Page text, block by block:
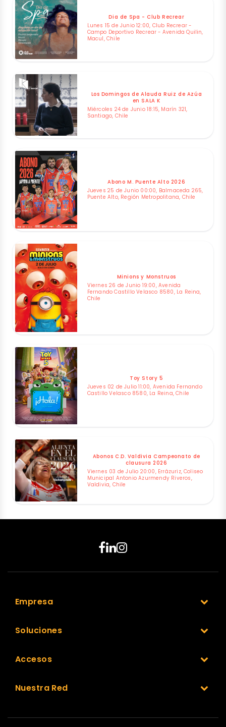
Dia de Spa - Club Recrear
Lunes 15 de Junio 12:00, Club Recrear -
Campo Deportivo Recrear - Avenida Quilin,
Macul, Chile
Los Domingos de Alauda Ruiz de Azúa
en SALA K
Miércoles 24 de Junio 18:15, Marín 321,
Santiago, Chile
Abono M. Puente Alto 2026
Jueves 25 de Junio 00:00, Balmaceda 265,
Puente Alto, Región Metropolitana, Chile
Minions y Monstruos
Viernes 26 de Junio 19:00, Avenida
Fernando Castillo Velasco 8580, La Reina,
Chile
Toy Story 5
Jueves 02 de Julio 11:00, Avenida Fernando
Castillo Velasco 8580, La Reina, Chile
Abonos C.D. Valdivia Campeonato de
clausura 2026
Viernes 03 de Julio 20:00, Errázuriz, Coliseo
Municipal Antonio Azurmendy Riveros,
Valdivia, Chile
Empresa
Soluciones
Accesos
Nuestra Red